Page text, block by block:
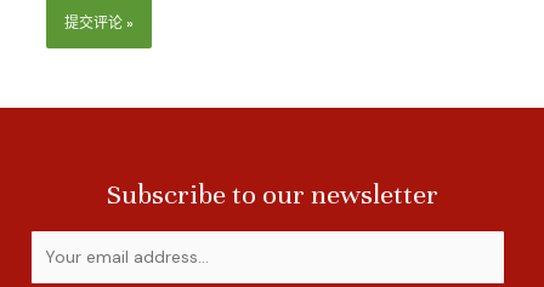
Subscribe to our newsletter